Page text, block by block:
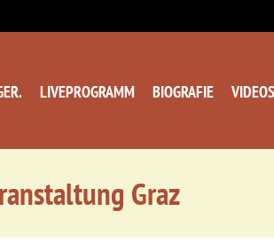
LIVEPROGRAMM BIOGRAFIE VIDEOS
Graz